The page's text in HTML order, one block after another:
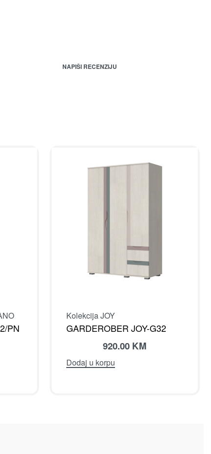
NAPIŠI RECENZIJU
PN
Kolekcija JOY
GARDEROBER JOY-G32
920.00 KM
Dodaj u korpu